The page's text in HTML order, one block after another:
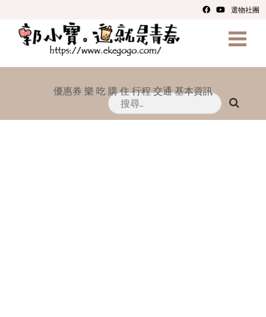
選物社團
優惠券 樂 吃 購 住 行程 交通 基本資訊